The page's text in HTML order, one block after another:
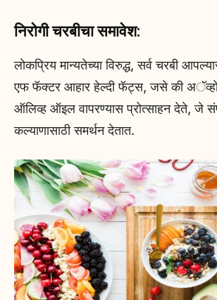
निरोगी चरबीचा समावेश:
लोकप्रिय मान्यतेच्या विरुद्ध, सर्व चरबी
एफ फॅक्टर आहार हेल्दी फॅट्स, जसे की
ऑलिव्ह ऑइल वापरण्यास प्रोत्साहन देते, जे
कल्याणासाठी समर्थन देतात.